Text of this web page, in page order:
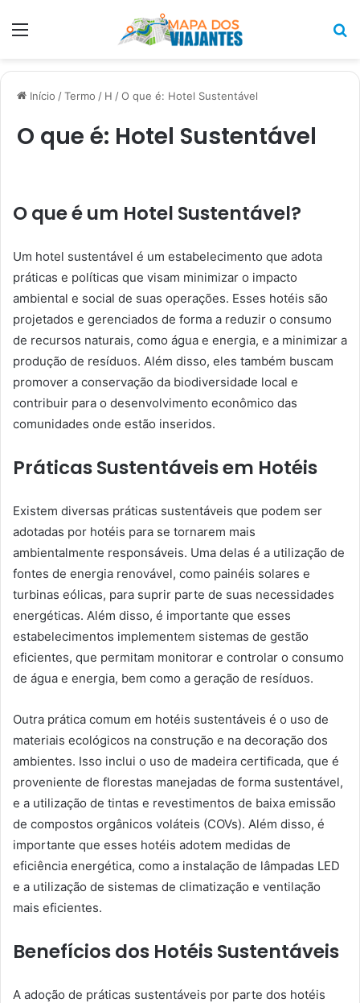
Menu
Início /Termo / H /O que é: Hotel Sustentável
O que é: Hotel Sustentável
O que é um Hotel Sustentável?
Um hotel sustentável é um estabelecimento que adota
práticas e políticas que visam minimizar o impacto
ambiental e social de suas operações. Esses hotéis são
projetados e gerenciados de forma a reduzir o consumo
de recursos naturais, como água e energia, e a minimizar a
produção de resíduos. Além disso, eles também buscam
promover a conservação da biodiversidade local e
contribuir para o desenvolvimento econômico das
comunidades onde estão inseridos.
Práticas Sustentáveis em Hotéis
Existem diversas práticas sustentáveis que podem ser
adotadas por hotéis para se tornarem mais
ambientalmente responsáveis. Uma delas é a utilização de
fontes de energia renovável, como painéis solares e
turbinas eólicas, para suprir parte de suas necessidades
energéticas. Além disso, é importante que esses
estabelecimentos implementem sistemas de gestão
eficientes, que permitam monitorar e controlar o consumo
de água e energia, bem como a geração de resíduos.
Outra prática comum em hotéis sustentáveis é o uso de
materiais ecológicos na construção e na decoração dos
ambientes. Isso inclui o uso de madeira certificada, que é
proveniente de florestas manejadas de forma sustentável,
e a utilização de tintas e revestimentos de baixa emissão
de compostos orgânicos voláteis (COVs). Além disso, é
importante que esses hotéis adotem medidas de
eficiência energética, como a instalação de lâmpadas LED
e a utilização de sistemas de climatização e ventilação
mais eficientes.
Benefícios dos Hotéis Sustentáveis
A adoção de práticas sustentáveis por parte dos hotéis